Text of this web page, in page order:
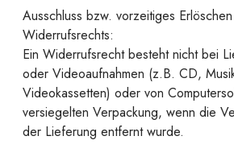
Ausschluss bzw. vorzeitiges
Widerrufsrechts:
Ein Widerrufsrecht besteht nicht bei
oder Videoaufnahmen (z.B. CD,
Videokassetten) oder von
versiegelten Verpackung, wenn die
der Lieferung entfernt wurde.